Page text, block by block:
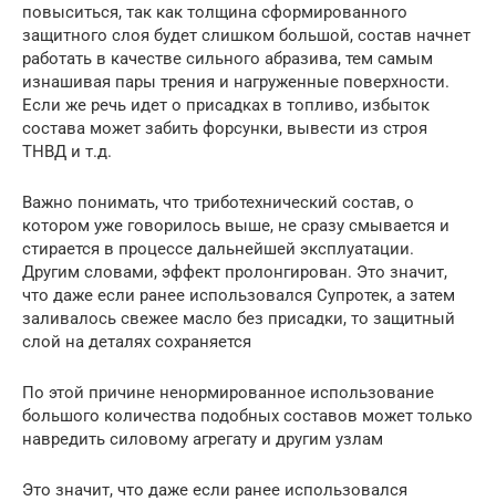
повыситься, так как толщина сформированного
защитного слоя будет слишком большой, состав начнет
работать в качестве сильного абразива, тем самым
изнашивая пары трения и нагруженные поверхности.
Если же речь идет о присадках в топливо, избыток
состава может забить форсунки, вывести из строя
ТНВД и т.д.
Важно понимать, что триботехнический состав, о
котором уже говорилось выше, не сразу смывается и
стирается в процессе дальнейшей эксплуатации.
Другим словами, эффект пролонгирован. Это значит,
что даже если ранее использовался Супротек, а затем
заливалось свежее масло без присадки, то защитный
слой на деталях сохраняется
По этой причине ненормированное использование
большого количества подобных составов может только
навредить силовому агрегату и другим узлам
Это значит, что даже если ранее использовался